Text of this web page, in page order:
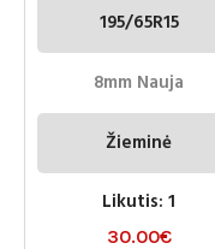
195/65R15
8mm Nauja
Žieminė
Likutis: 1
30.00€